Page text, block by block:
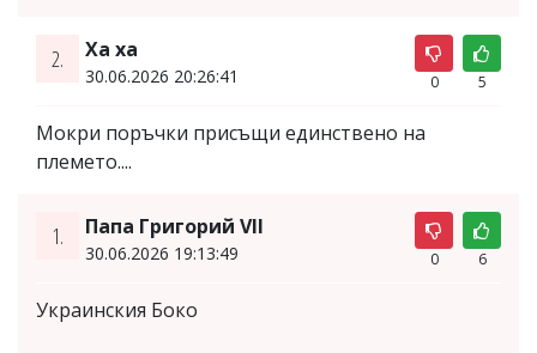
2. Ха ха
30.06.2026 20:26:41 0 5
Мокри поръчки присъщи единствено на
племето....
1. Папа Григорий VII
30.06.2026 19:13:49 0 6
Украинския Боко